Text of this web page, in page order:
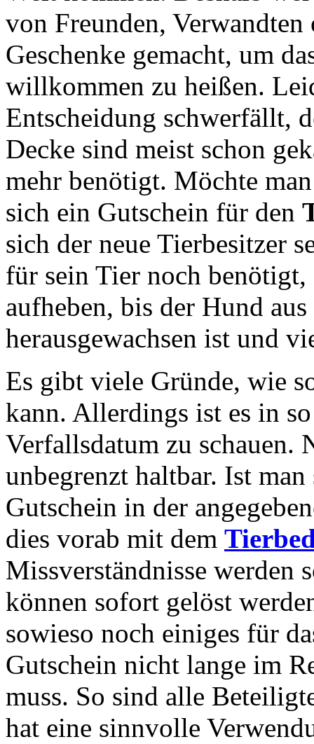
von Freunden,
Geschenke gemacht, um
willkommen zu heißen.
Entscheidung schwerfällt,
Decke sind meist schon
mehr benötigt. Möchte
sich ein Gutschein für den
sich der neue Tierbesitzer
für sein Tier noch benötigt,
aufheben, bis der Hund
herausgewachsen ist und
Es gibt viele Gründe, wie
kann. Allerdings ist es in
Verfallsdatum zu schauen.
unbegrenzt haltbar. Ist
Gutschein in der
dies vorab mit dem
Missverständnisse werden
können sofort gelöst
sowieso noch einiges für
Gutschein nicht lange im
muss. So sind alle
hat eine sinnvolle